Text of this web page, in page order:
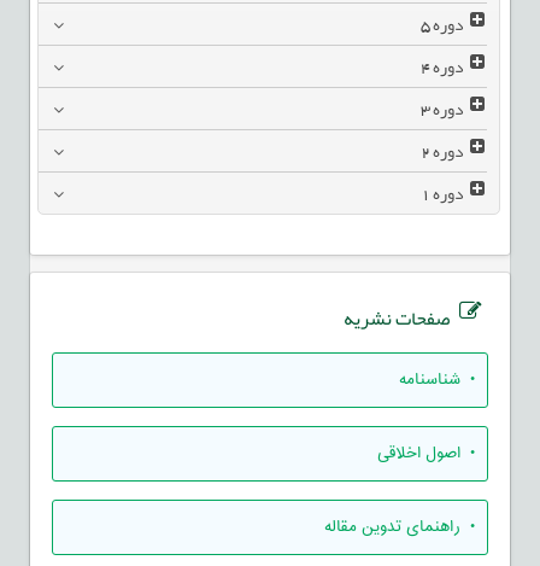
دوره5
دوره4
دوره3
دوره2
دوره1
صفحات نشریه
• شناسنامه
• اصول اخلاقی
• راهنمای تدوين مقاله